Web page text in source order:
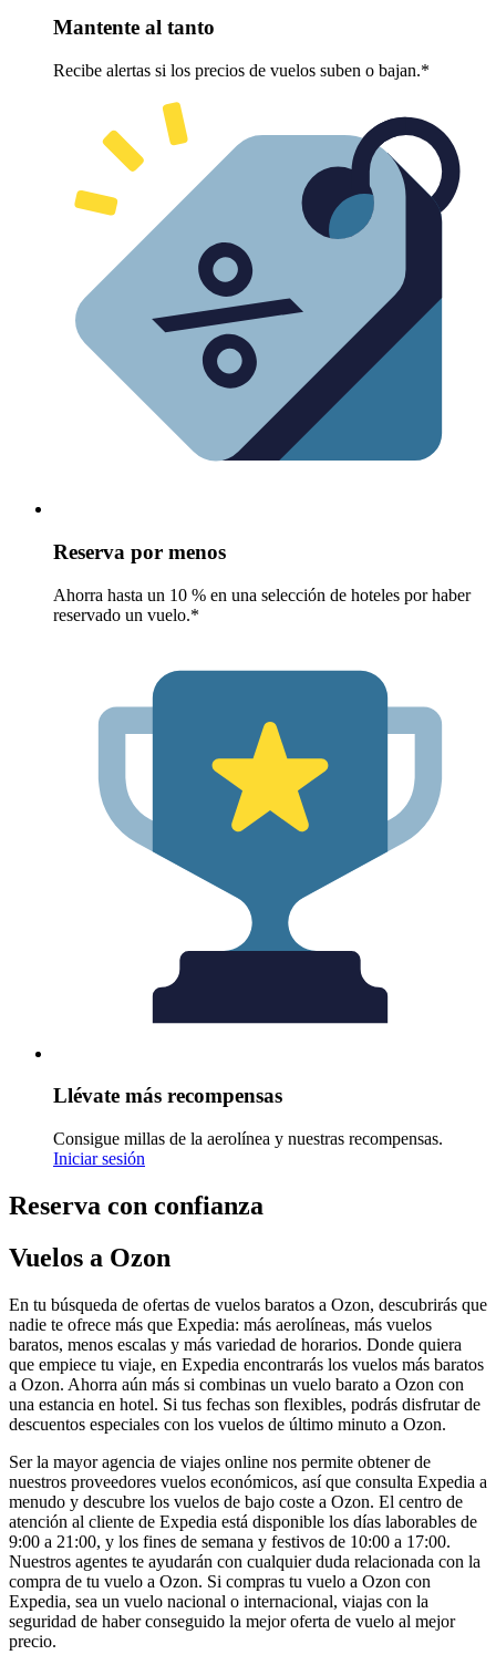
Mantente al tanto
Recibe alertas si los precios de vuelos suben o bajan.*
Reserva por menos
Ahorra hasta un 10 % en una selección de hoteles por haber
reservado un vuelo.*
Llévate más recompensas
Consigue millas de la aerolínea y nuestras recompensas.
Iniciar sesión
Reserva con confianza
Vuelos a Ozon
En tu búsqueda de ofertas de vuelos baratos a Ozon, descubrirás que
nadie te ofrece más que Expedia: más aerolíneas, más vuelos
baratos, menos escalas y más variedad de horarios. Donde quiera
que empiece tu viaje, en Expedia encontrarás los vuelos más baratos
a Ozon. Ahorra aún más si combinas un vuelo barato a Ozon con
una estancia en hotel. Si tus fechas son flexibles, podrás disfrutar de
descuentos especiales con los vuelos de último minuto a Ozon.
Ser la mayor agencia de viajes online nos permite obtener de
nuestros proveedores vuelos económicos, así que consulta Expedia a
menudo y descubre los vuelos de bajo coste a Ozon. El centro de
atención al cliente de Expedia está disponible los días laborables de
9:00 a 21:00, y los fines de semana y festivos de 10:00 a 17:00.
Nuestros agentes te ayudarán con cualquier duda relacionada con la
compra de tu vuelo a Ozon. Si compras tu vuelo a Ozon con
Expedia, sea un vuelo nacional o internacional, viajas con la
seguridad de haber conseguido la mejor oferta de vuelo al mejor
precio.